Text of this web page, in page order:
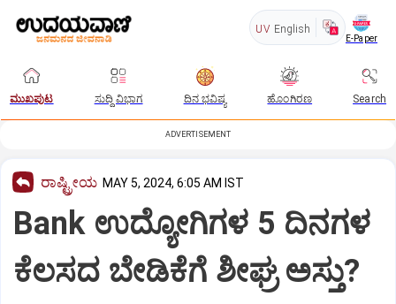
UV English
E-Paper
ಮುಖಪುಟ ಸುದ್ದಿ ವಿಭಾಗ ದಿನ ಭವಿಷ್ಯ ಹೊಂಗಿರಣ Search
ADVERTISEMENT
ರಾಷ್ಟ್ರೀಯ MAY 5, 2024, 6:05 AM IST
Bank ಉದ್ಯೋಗಿಗಳ 5 ದಿನಗಳ
ಕೆಲಸದ ಬೇಡಿಕೆಗೆ ಶೀಘ್ರ ಅಸ್ತು?